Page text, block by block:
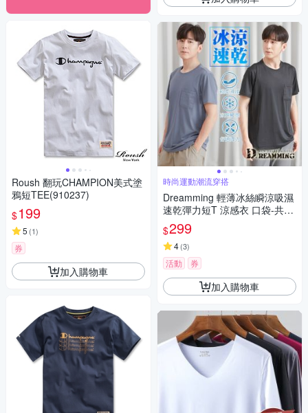
Roush 翻玩CHAMPION美式塗
鴉短TEE(910237)
$199
5 (1)
券
加入購物車
時尚運動潮流穿搭
Dreamming 輕薄冰絲瞬涼吸濕
速乾彈力短T 涼感衣 口袋-共六
色
$299
4(3)
活動 券
加入購物車